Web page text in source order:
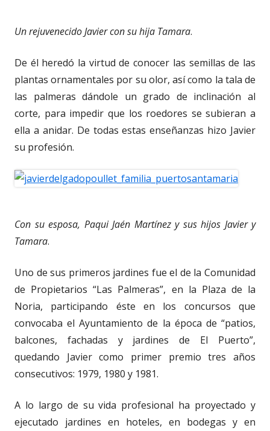
Un rejuvenecido Javier con su hija Tamara.
De él heredó la virtud de conocer las semillas de las
plantas ornamentales por su olor, así como la tala de
las palmeras dándole un grado de inclinación al
corte, para impedir que los roedores se subieran a
ella a anidar. De todas estas enseñanzas hizo Javier
su profesión.
Con su esposa, Paqui Jaén Martínez y sus hijos Javier y
Tamara.
Uno de sus primeros jardines fue el de la Comunidad
de Propietarios “Las Palmeras”, en la Plaza de la
Noria, participando éste en los concursos que
convocaba el Ayuntamiento de la época de “patios,
balcones, fachadas y jardines de El Puerto”,
quedando Javier como primer premio tres años
consecutivos: 1979, 1980 y 1981.
A lo largo de su vida profesional ha proyectado y
ejecutado jardines en hoteles, en bodegas y en